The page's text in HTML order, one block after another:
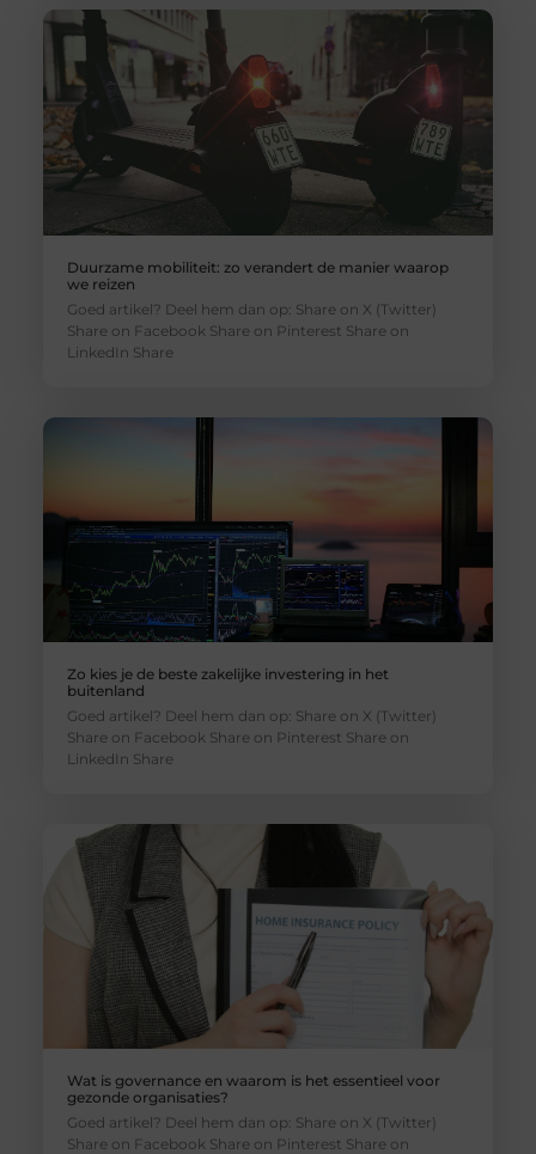
Duurzame mobiliteit: zo verandert de manier waarop
we reizen
Goed artikel? Deel hem dan op: Share on X (Twitter)
Share on Facebook Share on Pinterest Share on
LinkedIn Share
Zo kies je de beste zakelijke investering in het
buitenland
Goed artikel? Deel hem dan op: Share on X (Twitter)
Share on Facebook Share on Pinterest Share on
LinkedIn Share
Wat is governance en waarom is het essentieel voor
gezonde organisaties?
Goed artikel? Deel hem dan op: Share on X (Twitter)
Share on Facebook Share on Pinterest Share on